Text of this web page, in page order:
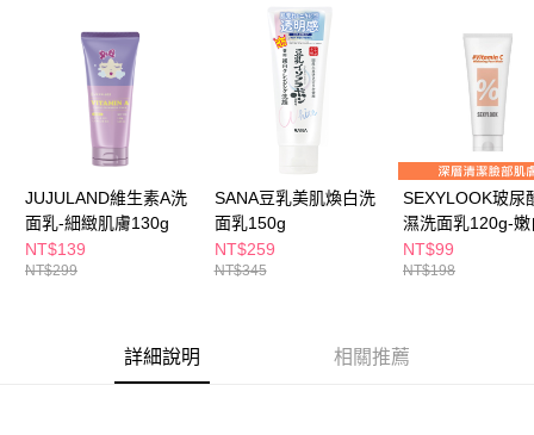
３．收到繳費通知簡訊後14天內，點擊此簡訊中的連結，可透過四大超商／
ATM／網路銀行／等多元方式進行付款，方視為交易完成。
※ 請注意：結帳手續完成當下不需立刻繳費，但若您需要取消訂單，請聯絡
購買商品的店家。未經商家同意取消之訂單仍視為有效，需透過AFTEE先享
後付繳納相關費用。
※ 交易是否成功請以「AFTEE先享後付 」之結帳頁面顯示為準，若有關於
是否繳費成功／繳費後需取消欲退款等相關疑問，請聯繫「AFTEE先享後付
https://netprotections.freshdesk.com/support/home
【注意事項】
１．透過由恩沛科技股份有限公司提供之「AFTEE先享後付」服務完成之交
易，需依本服務之必要範圍內提供個人資料，並將交易相關給付款項請求債
３．未成年的使用者請事先徵得法定代理人或監護人之同意方可使用
「AFTEE先享後付」，若未經同意申辦者引起之損失，本公司不負相關責
每筆NT$65，滿NT$390(含以上)免運費
萊爾富取貨付款
每筆NT$65，滿NT$490(含以上)免運費
付款後萊爾富取貨
每筆NT$65，滿NT$490(含以上)免運費
7-11取貨付款
每筆NT$65，滿NT$490(含以上)免運費
JUJULAND維生素A洗
面乳-細緻肌膚130g
NT$139
NT$299
SANA豆乳美肌煥白洗
面乳150g
NT$259
NT$345
SEXYLOOK玻尿
濕洗面乳120g-嫩
NT$99
NT$198
詳細說明 相關推薦